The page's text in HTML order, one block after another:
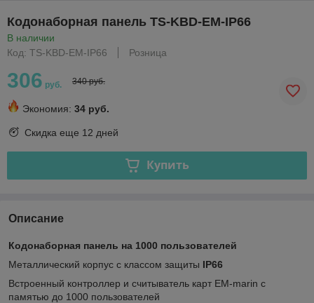
Кодонаборная панель TS-KBD-EM-IP66
В наличии
Код: TS-KBD-EM-IP66
Розница
306 руб. 340 руб.
Экономия: 34 руб.
Скидка еще 12 дней
Купить
Описание
Кодонаборная панель на 1000 пользователей
Металлический корпус с классом защиты IP66
Встроенный контроллер и считыватель карт EM-marin с
памятью до 1000 пользователей